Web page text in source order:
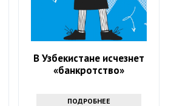
В Узбекистане исчезнет
«банкротство»
ПОДРОБНЕЕ